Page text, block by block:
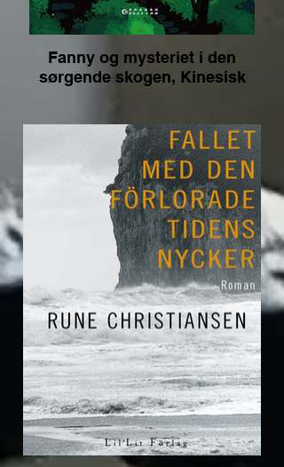
Fanny og mysteriet i den
sørgende skogen, Kinesisk